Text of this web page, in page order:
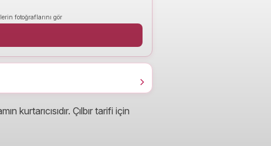
fotoğraflarını gör
kurtarıcısıdır. Çılbır tarifi için